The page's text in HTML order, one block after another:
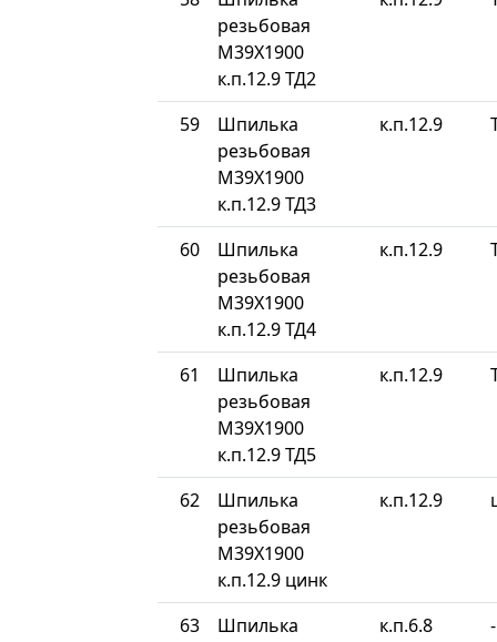
резьбовая
М39Х1900
к.п.12.9 ТД2
59
Шпилька
резьбовая
М39Х1900
к.п.12.9 ТД3
к.п.12.9
60
Шпилька
резьбовая
М39Х1900
к.п.12.9 ТД4
к.п.12.9
61
Шпилька
резьбовая
М39Х1900
к.п.12.9 ТД5
к.п.12.9
62
Шпилька
резьбовая
М39Х1900
к.п.12.9 цинк
к.п.12.9
63
Шпилька
к.п.6.8 -